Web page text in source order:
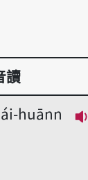
讀
huānn